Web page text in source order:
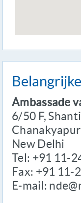
Ambassade
6/50 F,
New Delhi
Tel: +91 11-
Fax: +91 11-
E-mail: